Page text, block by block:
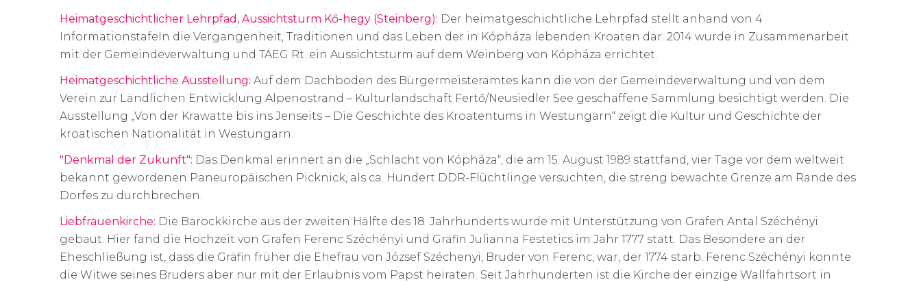
Heimatgeschichtlicher Lehrpfad, Aussichtsturm Kő-hegy (Steinberg): Der heimatgeschichtliche Lehrpfad stellt anhand von 4
Informationstafeln die Vergangenheit, Traditionen und das Leben der in Kópháza lebenden Kroaten dar. 2014 wurde in Zusammenarbeit
mit der Gemeindeverwaltung und TAEG Rt. ein Aussichtsturm auf dem Weinberg von Kópháza errichtet.
Heimatgeschichtliche Ausstellung: Auf dem Dachboden des Bürgermeisteramtes kann die von der Gemeindeverwaltung und von dem
Verein zur Ländlichen Entwicklung Alpenostrand – Kulturlandschaft Fertő/Neusiedler See geschaffene Sammlung besichtigt werden. Die
Ausstellung „Von der Krawatte bis ins Jenseits – Die Geschichte des Kroatentums in Westungarn“ zeigt die Kultur und Geschichte der
kroatischen Nationalität in Westungarn.
"Denkmal der Zukunft": Das Denkmal erinnert an die „Schlacht von Kópháza“, die am 15. August 1989 stattfand, vier Tage vor dem weltweit
bekannt gewordenen Paneuropäischen Picknick, als ca. Hundert DDR-Flüchtlinge versuchten, die streng bewachte Grenze am Rande des
Dorfes zu durchbrechen.
Liebfrauenkirche: Die Barockkirche aus der zweiten Hälfte des 18. Jahrhunderts wurde mit Unterstützung von Grafen Antal Széchényi
gebaut. Hier fand die Hochzeit von Grafen Ferenc Széchényi und Gräfin Julianna Festetics im Jahr 1777 statt. Das Besondere an der
Eheschließung ist, dass die Gräfin früher die Ehefrau von József Széchenyi, Bruder von Ferenc, war, der 1774 starb. Ferenc Széchényi konnte
die Witwe seines Bruders aber nur mit der Erlaubnis vom Papst heiraten. Seit Jahrhunderten ist die Kirche der einzige Wallfahrtsort in